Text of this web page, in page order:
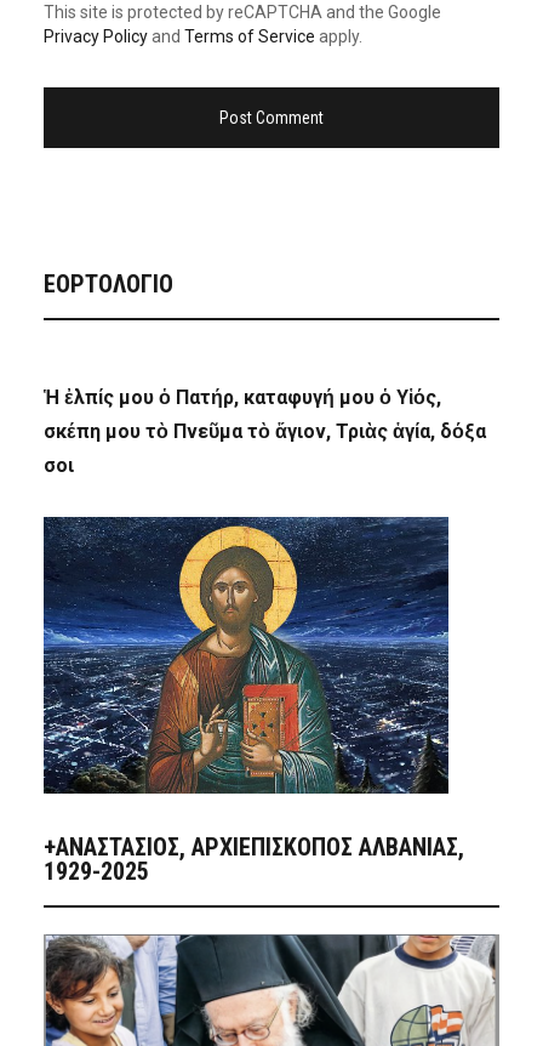
This site is protected by reCAPTCHA and the Google
Privacy Policyand Terms of Service apply.
ΕΟΡΤΟΛΟΓΙΟ
Ἡ ἐλπίς μου ὁ Πατήρ, καταφυγή μου ὁ Υἱός,
σκέπη μου τὸ Πνεῦμα τὸ ἅγιον, Τριὰς ἁγία, δόξα
σοι
+ΑΝΑΣΤΆΣΙΟΣ, ΑΡΧΙΕΠΊΣΚΟΠΟΣ ΑΛΒΑΝΊΑΣ,
1929-2025